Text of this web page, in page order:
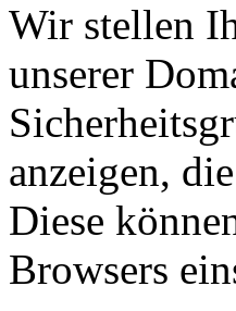
Wir stellen
unserer
anzeigen,
Diese
Browsers